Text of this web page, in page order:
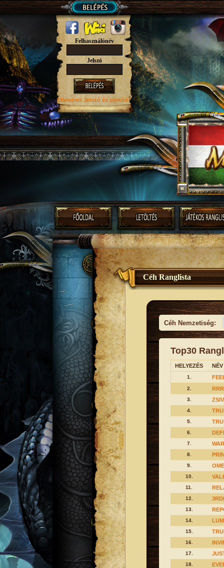
Felhasználónév
Jelszó
Elfelejtett Jelszó és pinkód?
Céh Ranglista
Céh Nemzetiség:
Top30
HELYEZÉS NÉV
1.
2.
3.
4.
5.
6.
7.
8.
9.
10.
11.
12.
13.
14.
15.
16.
17.
18.